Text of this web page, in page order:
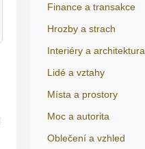
Finance a transakce
Hrozby a strach
Interiéry a architektura
Lidé a vztahy
Místa a prostory
Moc a autorita
Oblečení a vzhled